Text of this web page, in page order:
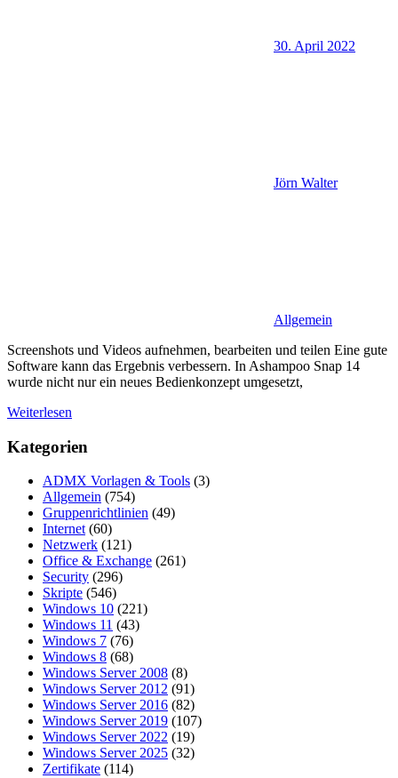
30. April 2022
Jörn Walter
Allgemein
Screenshots und Videos aufnehmen, bearbeiten und teilen Eine gute
Software kann das Ergebnis verbessern. In Ashampoo Snap 14
wurde nicht nur ein neues Bedienkonzept umgesetzt,
Weiterlesen
Kategorien
ADMX Vorlagen & Tools (3)
Allgemein (754)
Gruppenrichtlinien (49)
Internet(60)
Netzwerk (121)
Office & Exchange (261)
Security (296)
Skripte (546)
Windows 10 (221)
Windows 11 (43)
Windows 7 (76)
Windows 8 (68)
Windows Server 2008 (8)
Windows Server 2012 (91)
Windows Server 2016 (82)
Windows Server 2019 (107)
Windows Server 2022 (19)
Windows Server 2025 (32)
Zertifikate (114)